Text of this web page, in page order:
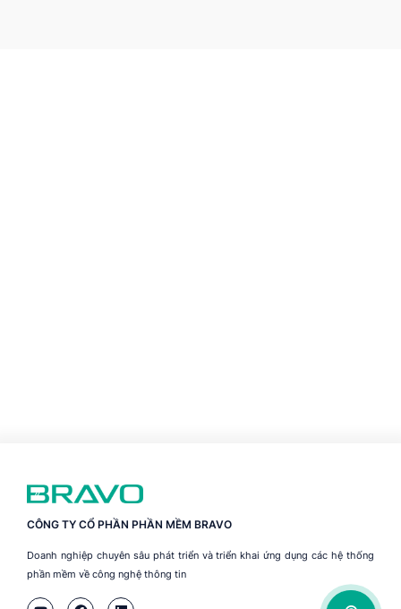
CÔNG TY CỔ PHẦN PHẦN MỀM BRAVO
Doanh nghiệp chuyên sâu phát triển và triển khai ứng dụng các hệ thống
phần mềm về công nghệ thông tin